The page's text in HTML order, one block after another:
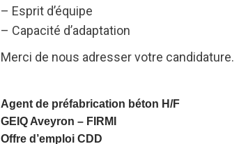
– Esprit d’équipe
– Capacité d’adaptation
Merci de nous adresser votre candidature.
Agent de préfabrication béton H/F
GEIQ Aveyron – FIRMI
Offre d’emploi CDD